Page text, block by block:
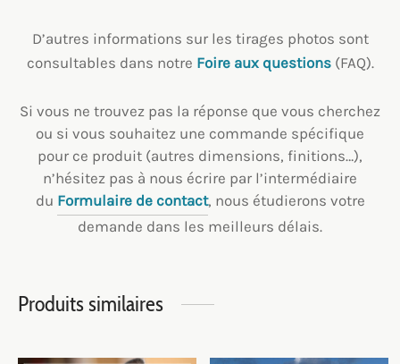
D’autres informations sur les tirages photos sont
consultables dans notre Foire aux questions(FAQ).
Si vous ne trouvez pas la réponse que vous cherchez
ou si vous souhaitez une commande spécifique
pour ce produit (autres dimensions, finitions…),
n’hésitez pas à nous écrire par l’intermédiaire
du Formulaire de contact, nous étudierons votre
demande dans les meilleurs délais.
Produits similaires